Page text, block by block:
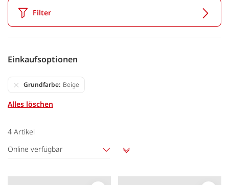
Filter
Einkaufsoptionen
Grundfarbe Beige
Alles löschen
4 Artikel
Online verfügbar